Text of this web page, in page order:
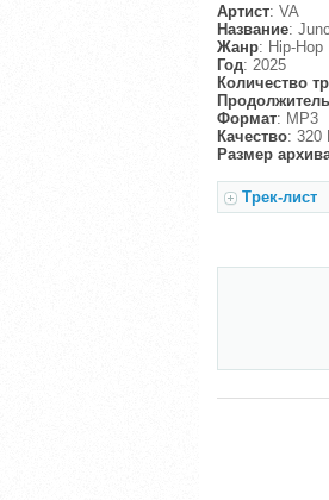
Артист: VA
Название:
Жанр: Hip-Hop
Год: 2025
Количество
Формат: MP3
Качество: 320
Размер
Трек-лист